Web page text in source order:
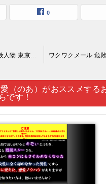
0
ワクワクメール 危険人物 東京｜信頼に値するかどうかを判定する基準として確認すべきなのが…。
（のあ）がおススメする
です！